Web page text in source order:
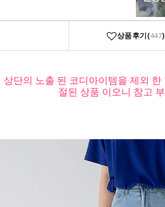
상품후기(447)
상단의 노출 된 코디아이템을 제외
절된 상품 이오니 참고